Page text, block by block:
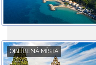
OBLÍBENÁ MÍSTA